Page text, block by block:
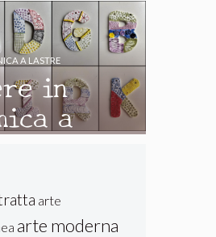
in
a
e
A LASTRE
arte
arte moderna